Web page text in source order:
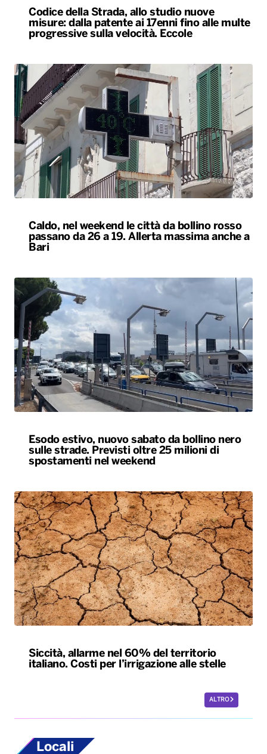
Codice della Strada, allo studio nuove
misure: dalla patente ai 17enni fino alle multe
progressive sulla velocità. Eccole
Caldo, nel weekend le città da bollino rosso
passano da 26 a 19. Allerta massima anche a
Bari
Esodo estivo, nuovo sabato da bollino nero
sulle strade. Previsti oltre 25 milioni di
spostamenti nel weekend
Siccità, allarme nel 60% del territorio
italiano. Costi per l’irrigazione alle stelle
ALTRO
Locali